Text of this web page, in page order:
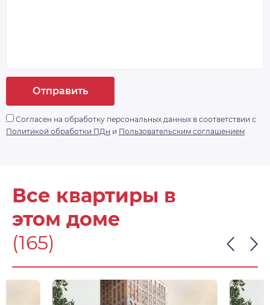
Отправить
Согласен на обработку персональных данных в соответствии с
Политикой обработки ПДн и Пользовательским соглашением
Все квартиры в
этом доме
(165)